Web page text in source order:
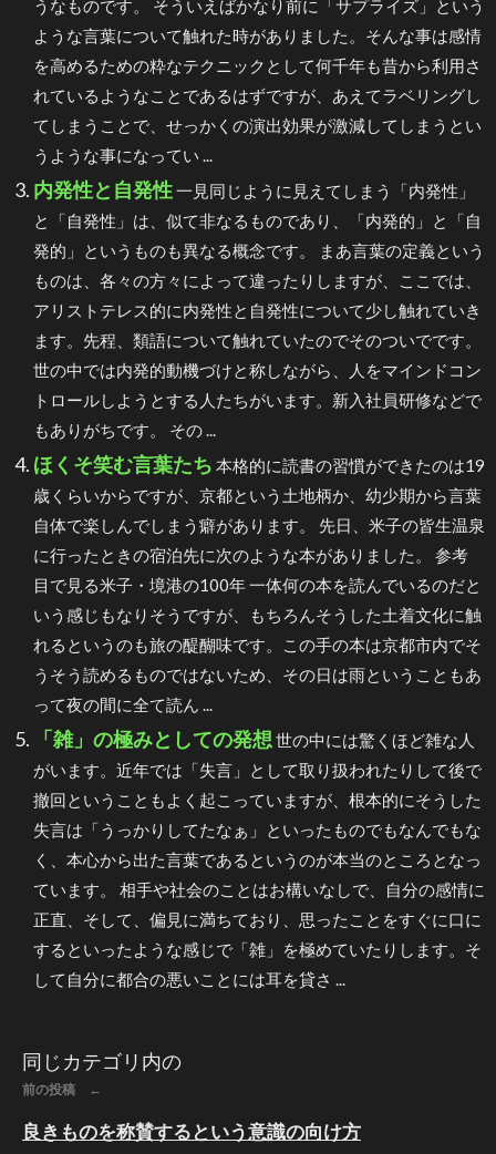
うなものです。 そういえばかなり前に「サプライズ」という
ような言葉について触れた時がありました。そんな事は感情
を高めるための粋なテクニックとして何千年も昔から利用さ
れているようなことであるはずですが、あえてラベリングし
てしまうことで、せっかくの演出効果が激減してしまうとい
うような事になってい ...
内発性と自発性一見同じように見えてしまう「内発性」
と「自発性」は、似て非なるものであり、「内発的」と「自
発的」というものも異なる概念です。 まあ言葉の定義という
ものは、各々の方々によって違ったりしますが、ここでは、
アリストテレス的に内発性と自発性について少し触れていき
ます。先程、類語について触れていたのでそのついでです。
世の中では内発的動機づけと称しながら、人をマインドコン
トロールしようとする人たちがいます。新入社員研修などで
もありがちです。 その ...
ほくそ笑む言葉たち 本格的に読書の習慣ができたのは19
歳くらいからですが、京都という土地柄か、幼少期から言葉
自体で楽しんでしまう癖があります。 先日、米子の皆生温泉
に行ったときの宿泊先に次のような本がありました。 参考
目で見る米子・境港の100年 一体何の本を読んでいるのだと
いう感じもなりそうですが、もちろんそうした土着文化に触
れるというのも旅の醍醐味です。この手の本は京都市内でそ
うそう読めるものではないため、その日は雨ということもあ
って夜の間に全て読ん ...
「雑」の極みとしての発想 世の中には驚くほど雑な人
がいます。近年では「失言」として取り扱われたりして後で
撤回ということもよく起こっていますが、根本的にそうした
失言は「うっかりしてたなぁ」といったものでもなんでもな
く、本心から出た言葉であるというのが本当のところとなっ
ています。 相手や社会のことはお構いなしで、自分の感情に
正直、そして、偏見に満ちており、思ったことをすぐに口に
するといったような感じで「雑」を極めていたりします。そ
して自分に都合の悪いことには耳を貸さ ...
同じカテゴリ内の
前の投稿 ←
良きものを称賛するという意識の向け方